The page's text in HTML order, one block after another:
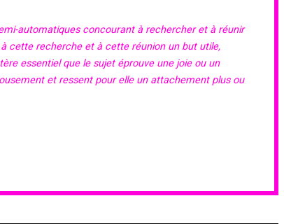
automatiques concourant à rechercher et à réunir
à cette recherche et à cette réunion un but utile,
essentiel que le sujet éprouve une joie ou un
et ressent pour elle un attachement plus ou